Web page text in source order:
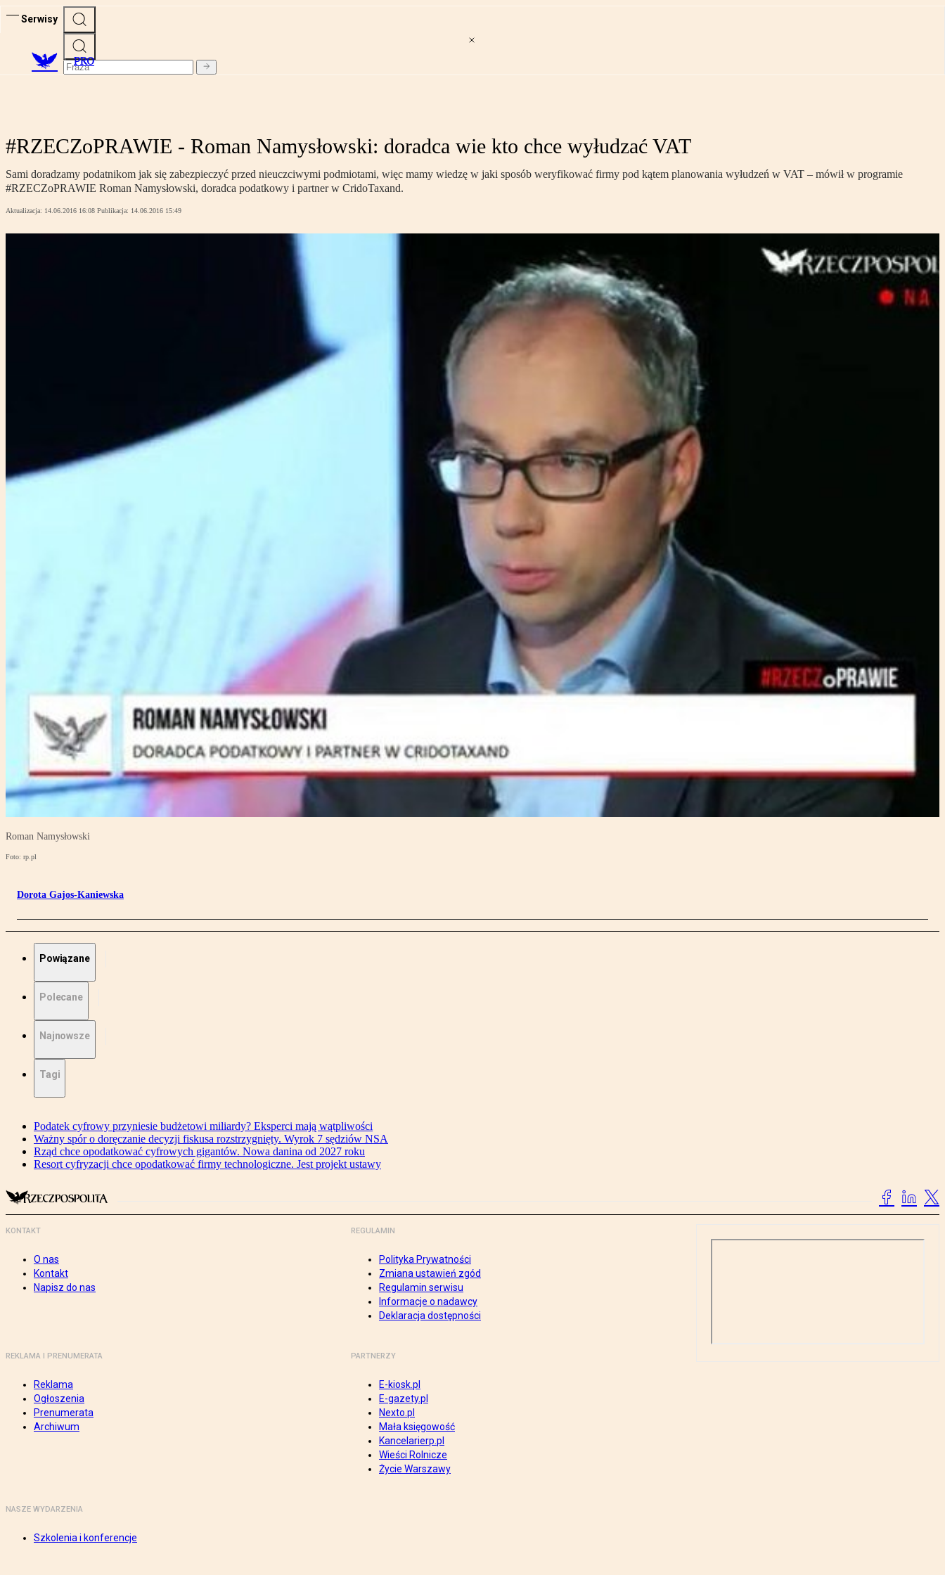
Serwisy
PRO
#RZECZoPRAWIE - Roman Namysłowski: doradca wie kto chce wyłudzać VAT
Sami doradzamy podatnikom jak się zabezpieczyć przed nieuczciwymi podmiotami, więc mamy wiedzę w jaki sposób weryfikować firmy pod kątem planowania wyłudzeń w VAT – mówił w programie
#RZECZoPRAWIE Roman Namysłowski, doradca podatkowy i partner w CridoTaxand.
Aktualizacja: 14.06.2016 16:08 Publikacja: 14.06.2016 15:49
Roman Namysłowski
Foto: rp.pl
Dorota Gajos-Kaniewska
Powiązane
Polecane
Najnowsze
Tagi
Podatek cyfrowy przyniesie budżetowi miliardy? Eksperci mają wątpliwości
Ważny spór o doręczanie decyzji fiskusa rozstrzygnięty. Wyrok 7 sędziów NSA
Rząd chce opodatkować cyfrowych gigantów. Nowa danina od 2027 roku
Resort cyfryzacji chce opodatkować firmy technologiczne. Jest projekt ustawy
KONTAKT
O nas
Kontakt
Napisz do nas
REGULAMIN
Polityka Prywatności
Zmiana ustawień zgód
Regulamin serwisu
Informacje o nadawcy
Deklaracja dostępności
REKLAMA I PRENUMERATA
Reklama
Ogłoszenia
Prenumerata
Archiwum
PARTNERZY
E-kiosk.pl
E-gazety.pl
Nexto.pl
Mała księgowość
Kancelarierp.pl
Wieści Rolnicze
Życie Warszawy
NASZE WYDARZENIA
Szkolenia i konferencje